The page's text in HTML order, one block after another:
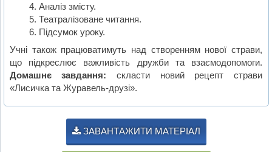
Аналіз змісту.
Театралізоване читання.
Підсумок уроку.
Учні також працюватимуть над створенням нової страви,
що підкреслює важливість дружби та взаємодопомоги.
Домашнє завдання: скласти новий рецепт страви
«Лисичка та Журавель-друзі».
ЗАВАНТАЖИТИ МАТЕРІАЛ